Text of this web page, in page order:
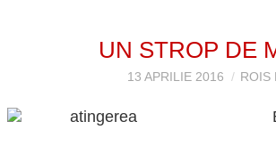
UN STROP DE
13 APRILIE 2016 ROIS